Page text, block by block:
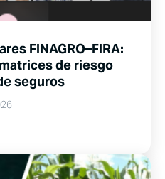
FINAGRO–FIRA:
de riesgo
seguros